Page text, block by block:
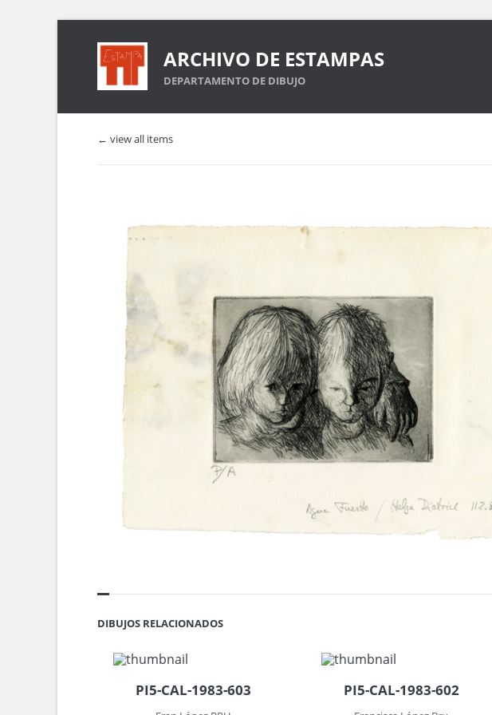
ARCHIVO DE ESTAMPAS
DEPARTAMENTO DE DIBUJO
← view all items
DIBUJOS RELACIONADOS
PI5-CAL-1983-603 PI5-CAL-1983-602